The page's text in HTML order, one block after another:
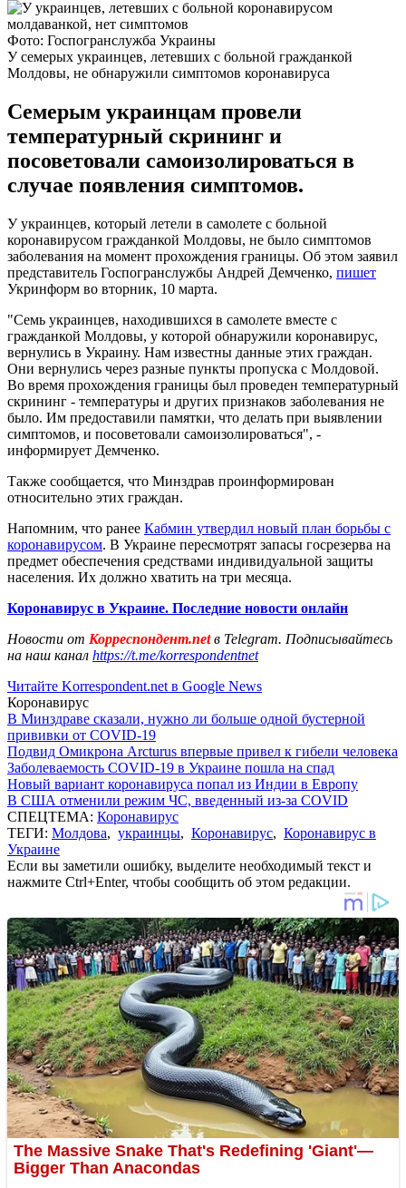
Фото: Госпогранслужба Украины
У семерых украинцев, летевших с больной гражданкой
Молдовы, не обнаружили симптомов коронавируса
Семерым украинцам провели
температурный скрининг и
посоветовали самоизолироваться в
случае появления симптомов.
У украинцев, который летели в самолете с больной
коронавирусом гражданкой Молдовы, не было симптомов
заболевания на момент прохождения границы. Об этом заявил
представитель Госпогранслужбы Андрей Демченко, пишет
Укринформ во вторник, 10 марта.
"Семь украинцев, находившихся в самолете вместе с
гражданкой Молдовы, у которой обнаружили коронавирус,
вернулись в Украину. Нам известны данные этих граждан.
Они вернулись через разные пункты пропуска с Молдовой.
Во время прохождения границы был проведен температурный
скрининг - температуры и других признаков заболевания не
было. Им предоставили памятки, что делать при выявлении
симптомов, и посоветовали самоизолироваться", -
информирует Демченко.
Также сообщается, что Минздрав проинформирован
относительно этих граждан.
Напомним, что ранее Кабмин утвердил новый план борьбы с
коронавирусом. В Украине пересмотрят запасы госрезерва на
предмет обеспечения средствами индивидуальной защиты
населения. Их должно хватить на три месяца.
Коронавирус в Украине. Последние новости онлайн
Новости от Корреспондент.netв Telegram. Подписывайтесь
на наш канал https://t.me/korrespondentnet
Читайте Korrespondent.net в Google News
Коронавирус
В Минздраве сказали, нужно ли больше одной бустерной
прививки от COVID-19
Подвид Омикрона Arcturus впервые привел к гибели человека
Заболеваемость COVID-19 в Украине пошла на спад
Новый вариант коронавируса попал из Индии в Европу
В США отменили режим ЧС, введенный из-за COVID
СПЕЦТЕМА: Коронавирус
ТЕГИ: Молдова, украинцы, Коронавирус, Коронавирус в
Украине
Если вы заметили ошибку, выделите необходимый текст и
нажмите Ctrl+Enter, чтобы сообщить об этом редакции.